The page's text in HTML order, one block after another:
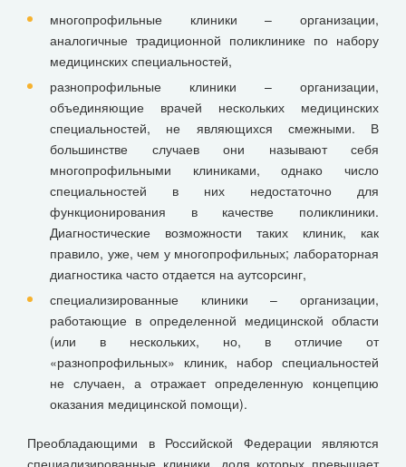
многопрофильные клиники – организации,
аналогичные традиционной поликлинике по набору
медицинских специальностей,
разнопрофильные клиники – организации,
объединяющие врачей нескольких медицинских
специальностей, не являющихся смежными. В
большинстве случаев они называют себя
многопрофильными клиниками, однако число
специальностей в них недостаточно для
функционирования в качестве поликлиники.
Диагностические возможности таких клиник, как
правило, уже, чем у многопрофильных; лабораторная
диагностика часто отдается на аутсорсинг,
специализированные клиники – организации,
работающие в определенной медицинской области
(или в нескольких, но, в отличие от
«разнопрофильных» клиник, набор специальностей
не случаен, а отражает определенную концепцию
оказания медицинской помощи).
Преобладающими в Российской Федерации являются